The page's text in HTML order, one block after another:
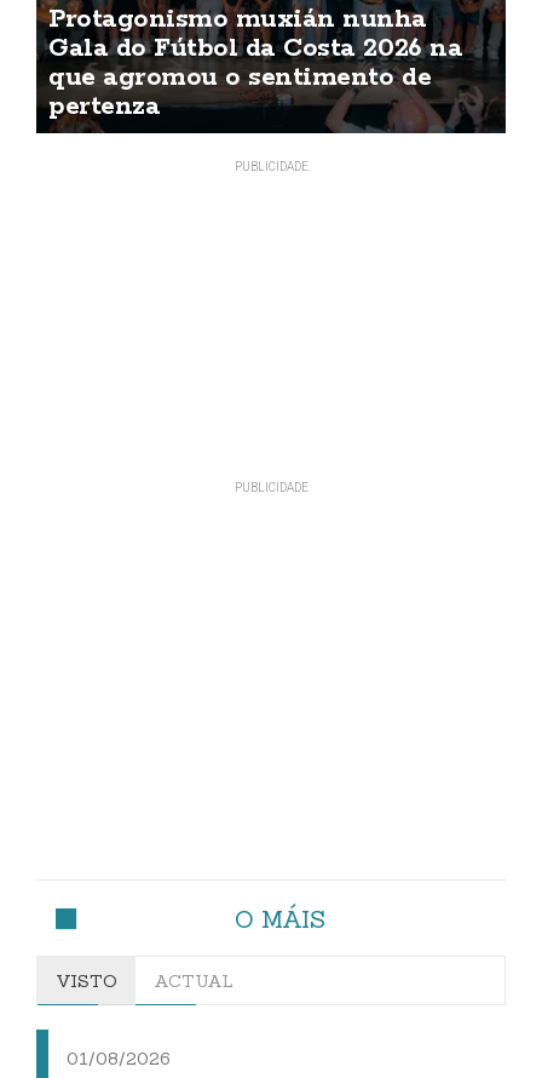
Protagonismo muxián nunha
Gala do Fútbol da Costa 2026 na
que agromou o sentimento de
pertenza
O MÁIS
VISTO ACTUAL
01/08/2026